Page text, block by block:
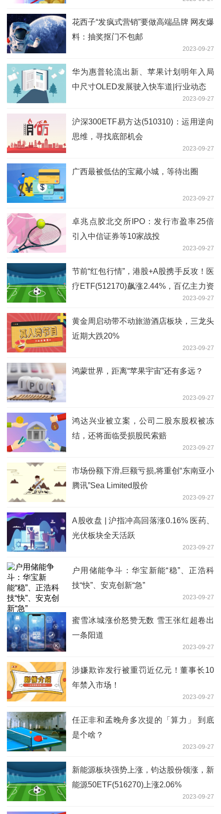
花西子“发疯式营销”要做高端品牌 网友爆
料：抽奖抠门不包邮
2023-09-27
华为惠普轮流出新、苹果计划明年入局
中尺寸OLED发展驶入快车道|行业动态
2023-09-27
沪深300ETF易方达(510310)：运用逆向
思维，寻找底部机会
2023-09-27
广西最被低估的宝藏小城，等待出圈
2023-09-27
卓兆点胶北交所IPO：发行市盈率25倍
引入中信证券等10家战投
2023-09-27
节前“红包行情”，港股+A股携手反攻！医
疗ETF(512170)飙涨2.44%，百亿主力资
2023-09-27
黄金周启动带不动旅游酒店板块，三龙头
近期大跌20%
2023-09-27
鸿蒙世界，距离“苹果宇宙”还有多远？
2023-09-27
鸿达兴业被立案，公司二股东股权被冻
结，还将面临受损股民索赔
2023-09-27
市场份额下滑,巨额亏损,将重创“东南亚小
腾讯”Sea Limited股价
2023-09-27
A股收盘 | 沪指冲高回落涨0.16% 医药、
光伏板块全天活跃
2023-09-27
户用储能争斗：华宝新能“稳”、正浩科
技“快”、安克创新“急”
2023-09-27
蜜雪冰城涨价怒赞无数 雪王张红超卷出
一条阳道
2023-09-27
涉嫌欺诈发行被重罚近亿元！董事长10
年禁入市场！
2023-09-27
任正非和孟晚舟多次提的「算力」 到底
是个啥？
2023-09-27
新能源板块强势上涨，钧达股份领涨，新
能源50ETF(516270)上涨2.06%
2023-09-27